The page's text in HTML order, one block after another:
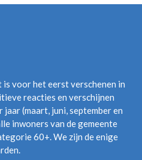
voor het eerst verschenen in
reacties en verschijnen
(maart, juni, september en
inwoners van de gemeente
60+. We zijn de enige